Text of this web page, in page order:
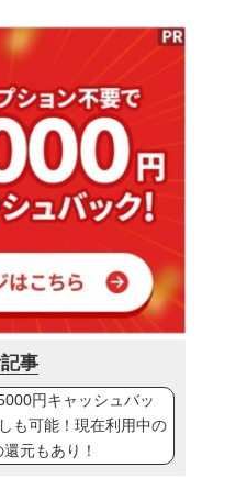
事
円キャッシュバッ
も可能！現在利用中の
元もあり！